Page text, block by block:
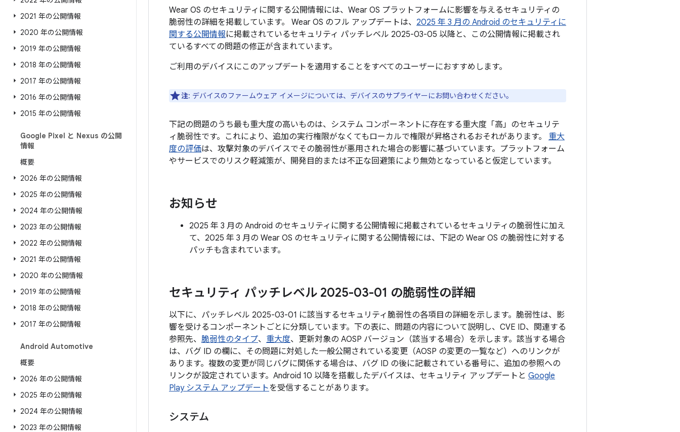
2021 年の公開情報
2020 年の公開情報
2019 年の公開情報
2018 年の公開情報
2017 年の公開情報
2016 年の公開情報
2015 年の公開情報
Google Pixel と Nexus の公開
情報
概要
2026 年の公開情報
2025 年の公開情報
2024 年の公開情報
2023 年の公開情報
2022 年の公開情報
2021 年の公開情報
2020 年の公開情報
2019 年の公開情報
2018 年の公開情報
2017 年の公開情報
Android Automotive
概要
2026 年の公開情報
2025 年の公開情報
2024 年の公開情報
2023 年の公開情報
Wear OS のセキュリティに関する公開情報には、Wear OS プラットフォームに影響を与えるセキュリティの
脆弱性の詳細を掲載しています。 Wear OS のフル アップデートは、 2025 年 3 月の Android のセキュリティに
関する公開情報に掲載されているセキュリティ パッチレベル 2025-03-05 以降と、この公開情報に掲載され
ているすべての問題の修正が含まれています。
ご利用のデバイスにこのアップデートを適用することをすべてのユーザーにおすすめします。
注: デバイスのファームウェア イメージについては、デバイスのサプライヤーにお問い合わせください。
下記の問題のうち最も重大度の高いものは、システム コンポーネントに存在する重大度「高」のセキュリテ
ィ脆弱性です。これにより、追加の実行権限がなくてもローカルで権限が昇格されるおそれがあります。 重大
度の評価は、攻撃対象のデバイスでその脆弱性が悪用された場合の影響に基づいています。プラットフォーム
やサービスでのリスク軽減策が、開発目的または不正な回避策により無効となっていると仮定しています。
お知らせ
2025 年 3 月の Android のセキュリティに関する公開情報に掲載されているセキュリティの脆弱性に加え
て、2025 年 3 月の Wear OS のセキュリティに関する公開情報には、下記の Wear OS の脆弱性に対する
パッチも含まれています。
セキュリティ パッチレベル 2025-03-01 の脆弱性の詳細
以下に、パッチレベル 2025-03-01 に該当するセキュリティ脆弱性の各項目の詳細を示します。脆弱性は、影
響を受けるコンポーネントごとに分類しています。下の表に、問題の内容について説明し、CVE ID、関連する
参照先、 脆弱性のタイプ、 重大度、更新対象の AOSP バージョン（該当する場合）を示します。該当する場合
は、バグ ID の欄に、その問題に対処した一般公開されている変更（AOSP の変更の一覧など）へのリンクが
あります。複数の変更が同じバグに関係する場合は、バグ ID の後に記載されている番号に、追加の参照への
リンクが設定されています。Android 10 以降を搭載したデバイスは、セキュリティ アップデートと Google
Play システム アップデートを受信することがあります。
システム